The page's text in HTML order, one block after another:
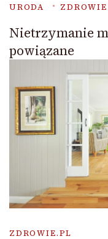
URODA ZDROWIE
Nietrzymanie
powiązane
ZDROWIE.PL